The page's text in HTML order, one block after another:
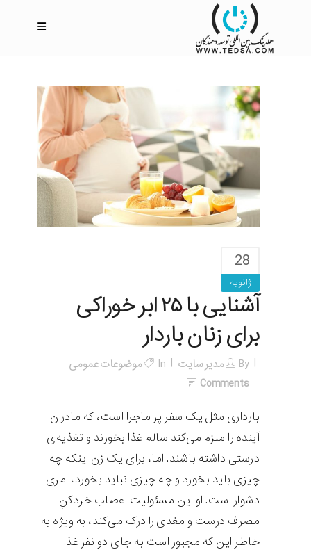
28
ژانویه
آشنایی با ۲۵ ابر خوراکی
برای زنان باردار
By مدیر سایت In
موضوعات عمومی
Comments
بارداری مثل یک سفر پر ماجرا است، که مادران
آینده را ملزم می‌کند سالم غذا بخورند و تغذیه‌ی
درستی داشته باشند. اما، برای یک زن اینکه چه
چیزی باید بخورد و چه چیزی نباید بخورد، امری
دشوار است. او این مسئولیت اعصاب خردکنِ
مصرف درست و مغذی را درک می‌کند، به ویژه به
خاطر این که مجبور است به جای دو نفر غذا